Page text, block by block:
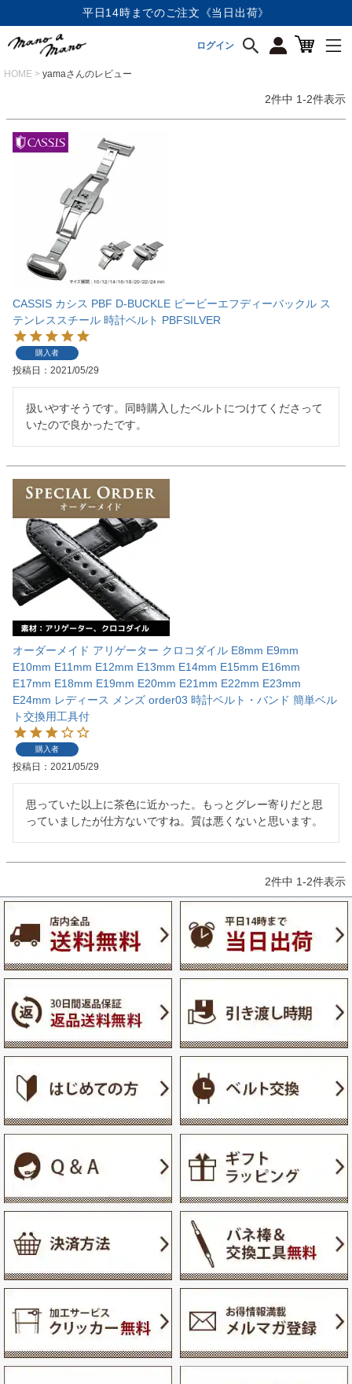
平日14時までのご注文《当日出荷》
ログイン
HOME yamaさんのレビュー
2件中 1-2件表示
CASSIS カシス PBF D-BUCKLE ピービーエフディーバックル ス
テンレススチール 時計ベルト PBFSILVER
購入者
投稿日 2021/05/29
扱いやすそうです。同時購入したベルトにつけてくださって
いたので良かったです。
オーダーメイド アリゲーター クロコダイル E8mm E9mm
E10mm E11mm E12mm E13mm E14mm E15mm E16mm
E17mm E18mm E19mm E20mm E21mm E22mm E23mm
E24mm レディース メンズ order03 時計ベルト・バンド 簡単ベル
ト交換用工具付
購入者
投稿日 2021/05/29
思っていた以上に茶色に近かった。もっとグレー寄りだと思
っていましたが仕方ないですね。質は悪くないと思います。
2件中 1-2件表示